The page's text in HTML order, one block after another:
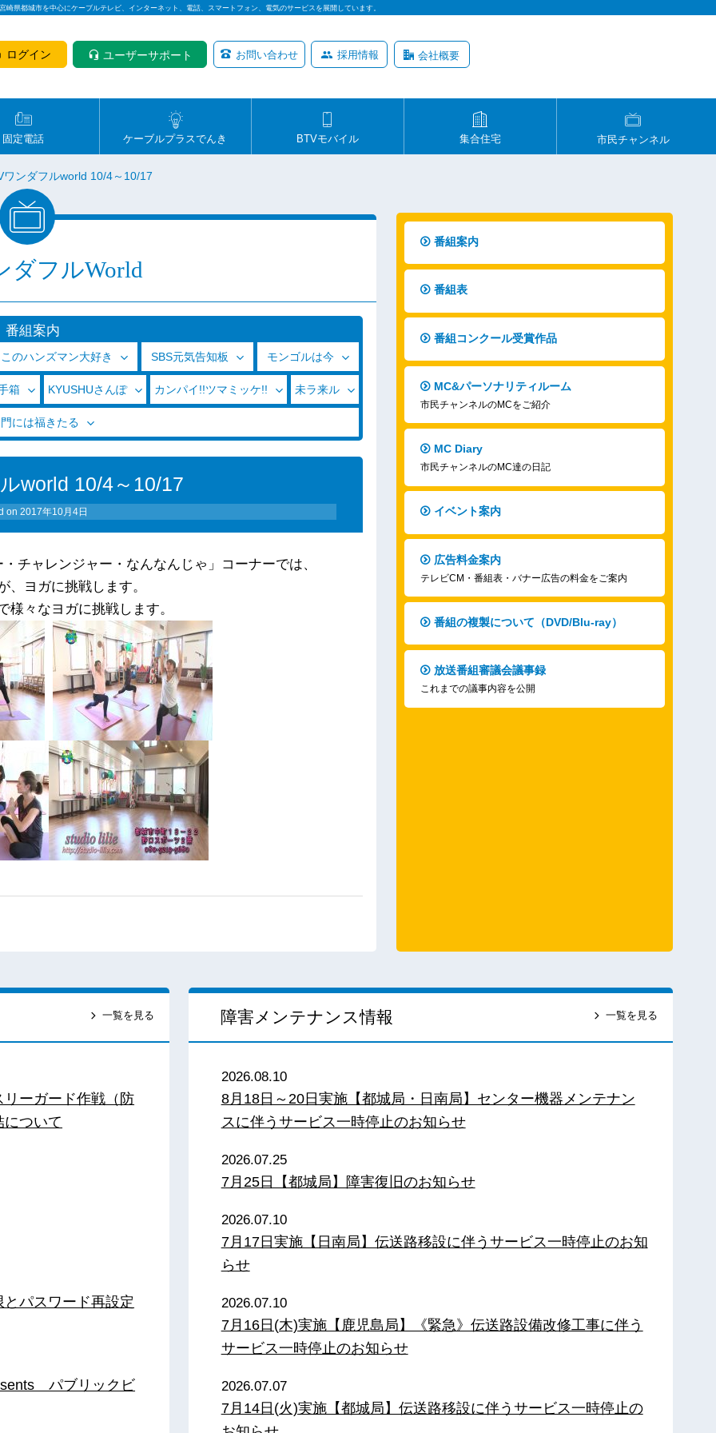
崎県都城市を中心にケーブルテレビ、インターネット、電話、スマートフォン、電気のサービスを展開しています。
ログイン ユーザーサポート お問い合わせ 採用情報 会社概要
固定電話 ケーブルプラスでんき BTVモバイル 集合住宅 市民チャンネル
ワンダフルworld 10/4～10/17
ダフルWorld
番組案内
のハンズマン大好き SBS元気告知板 モンゴルは今
箱 KYUSHUさんぽ カンパイ!!ツマミッケ!! 未ラ来ル
には福きたる
world 10/4～10/17
on2017年10月4日
チャレンジャー・なんなんじゃ」コーナーでは、
ヨガに挑戦します。
々なヨガに挑戦します。
番組案内
番組表
番組コンクール受賞作品
MC&パーソナリティルーム
市民チャンネルのMCをご紹介
MC Diary
市民チャンネルのMC達の日記
イベント案内
広告料金案内
テレビCM・番組表・バナー広告の料金をご案内
番組の複製について（DVD/Blu-ray）
放送番組審議会議事録
これまでの議事内容を公開
一覧を見る
ーガード作戦（防
ついて
パスワード再設定
パブリックビ
障害メンテナンス情報 一覧を見る
2026.08.10
8月18日～20日実施【都城局・日南局】センター機器メンテナン
スに伴うサービス一時停止のお知らせ
2026.07.25
7月25日【都城局】障害復旧のお知らせ
2026.07.10
7月17日実施【日南局】伝送路移設に伴うサービス一時停止のお知
らせ
2026.07.10
7月16日(木)実施【鹿児島局】《緊急》伝送路設備改修工事に伴う
サービス一時停止のお知らせ
2026.07.07
7月14日(火)実施【都城局】伝送路移設に伴うサービス一時停止の